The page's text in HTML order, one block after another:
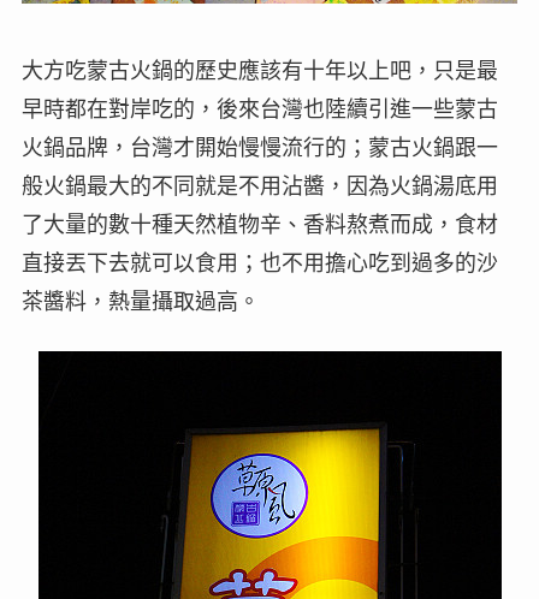
大方吃蒙古火鍋的歷史應該有十年以上吧，只是最
早時都在對岸吃的，後來台灣也陸續引進一些蒙古
火鍋品牌，台灣才閞始慢慢流行的；蒙古火鍋跟一
般火鍋最大的不同就是不用沾醬，因為火鍋湯底用
了大量的數十種天然植物辛、香料熬煮而成，食材
直接丟下去就可以食用；也不用擔心吃到過多的沙
茶醬料，熱量攝取過高。